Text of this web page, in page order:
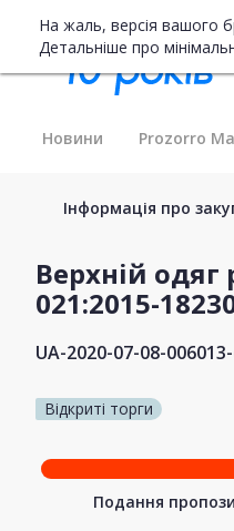
На жаль, версія вашого
Детальніше про
Новини Prozorro
Інформація про
Верхній
021:2015-
UA-2020-07-08-
Відкриті торги
Подання